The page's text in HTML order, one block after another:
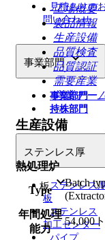
見積もりの
問い合わせ
事業部門
事業部門
持株部門
ステンレス厚
板 
ステンレス
板
ステンレス
加工センター
パイプ
工場概要
製品情報
生産設備
品質検査
品質認証
需要産業
営業チー
生産設備
熱処理炉
Type
Batch
年間処理
能力
54,000